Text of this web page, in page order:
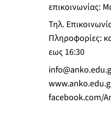
επικοινωνίας:
Τηλ.
Πληροφορίες:
εως 16:30
facebook.com/